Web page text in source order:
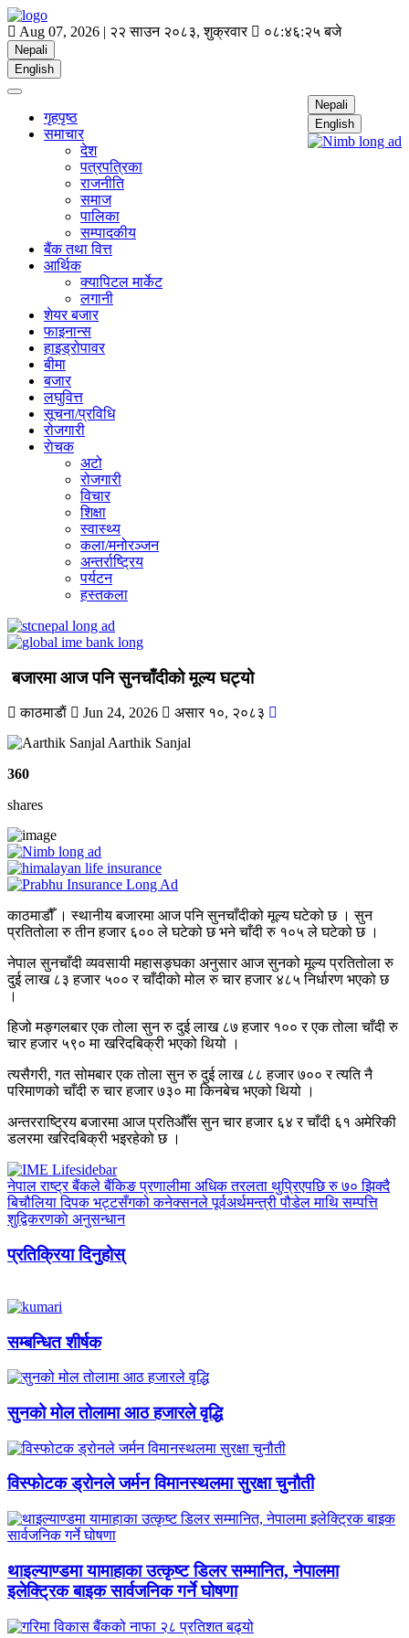
Aug 07, 2026 | २२ साउन २०८३, शुक्रवार ०८:४६:२५ बजे
Nepali
English
Nepali
English
गृहपृष्ठ
समाचार
देश
पत्रपत्रिका
राजनीति
समाज
पालिका
सम्पादकीय
बैंक तथा वित्त
आर्थिक
क्यापिटल मार्केट
लगानी
शेयर बजार
फाइनान्स
हाइड्रोपावर
बीमा
बजार
लघुवित्त
सूचना/प्रविधि
रोजगारी
राेचक
अटो
रोजगारी
विचार
शिक्षा
स्वास्थ्य
कला/मनोरञ्जन
अन्तर्राष्ट्रिय
पर्यटन
हस्तकला
बजारमा आज पनि सुनचाँदीको मूल्य घट्यो
काठमाडाैं Jun 24, 2026
असार १०, २०८३
Aarthik Sanjal
360
shares
काठमाडौँ । स्थानीय बजारमा आज पनि सुनचाँदीको मूल्य घटेको छ । सुन
प्रतितोला रु तीन हजार ६०० ले घटेको छ भने चाँदी रु १०५ ले घटेको छ ।
नेपाल सुनचाँदी व्यवसायी महासङ्घका अनुसार आज सुनको मूल्य प्रतितोला रु
दुई लाख ८३ हजार ५०० र चाँदीको मोल रु चार हजार ४८५ निर्धारण भएको छ
।
हिजो मङ्गलबार एक तोला सुन रु दुई लाख ८७ हजार १०० र एक तोला चाँदी रु
चार हजार ५९० मा खरिदबिक्री भएको थियो ।
त्यसैगरी, गत सोमबार एक तोला सुन रु दुई लाख ८८ हजार ७०० र त्यति नै
परिमाणको चाँदी रु चार हजार ७३० मा किनबेच भएको थियो ।
अन्तरराष्ट्रिय बजारमा आज प्रतिऔँस सुन चार हजार ६४ र चाँदी ६१ अमेरिकी
डलरमा खरिदबिक्री भइरहेको छ ।
नेपाल राष्ट्र बैंकले बैंकिङ प्रणालीमा अधिक तरलता थुप्रिएपछि रु ७० झिक्दै
बिचौलिया दिपक भट्टसँगको कनेक्सनले पूर्वअर्थमन्त्री पौडेल माथि सम्पत्ति
शुद्विकरणकाे अनुसन्धान
प्रतिक्रिया दिनुहोस्
सम्बन्धित शीर्षक
सुनको मोल तोलामा आठ हजारले वृद्धि
विस्फोटक ड्रोनले जर्मन विमानस्थलमा सुरक्षा चुनौती
थाइल्याण्डमा यामाहाका उत्कृष्ट डिलर सम्मानित, नेपालमा
इलेक्ट्रिक बाइक सार्वजनिक गर्ने घोषणा